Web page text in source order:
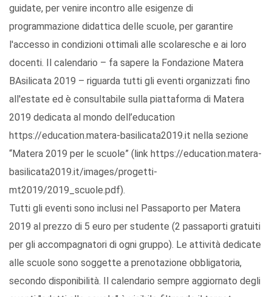
guidate, per venire incontro alle esigenze di
programmazione didattica delle scuole, per garantire
l'accesso in condizioni ottimali alle scolaresche e ai loro
docenti. Il calendario – fa sapere la Fondazione Matera
BAsilicata 2019 – riguarda tutti gli eventi organizzati fino
all'estate ed è consultabile sulla piattaforma di Matera
2019 dedicata al mondo dell’education
https://education.matera-basilicata2019.it nella sezione
“Matera 2019 per le scuole” (link https://education.matera-
basilicata2019.it/images/progetti-
mt2019/2019_scuole.pdf).
Tutti gli eventi sono inclusi nel Passaporto per Matera
2019 al prezzo di 5 euro per studente (2 passaporti gratuiti
per gli accompagnatori di ogni gruppo). Le attività dedicate
alle scuole sono soggette a prenotazione obbligatoria,
secondo disponibilità. Il calendario sempre aggiornato degli